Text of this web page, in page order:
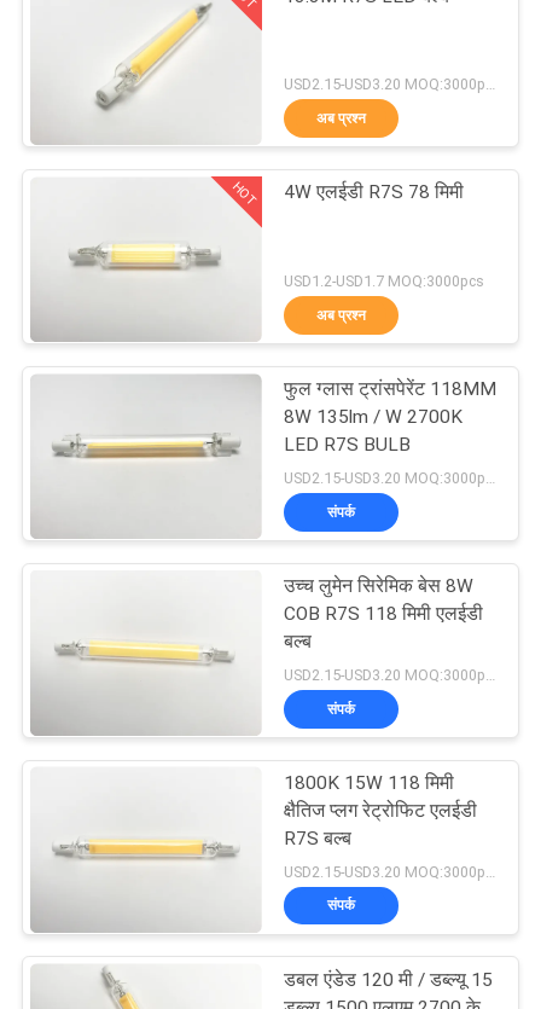
करे
POLICY
एलईडी R7S बल्ब
47
COB ने पट्टी का नेतृत्व
किया
23
नियॉन एलईडी स्ट्रिप
23
स्मार्ट एलईडी पट्टी
17
USD2.15-USD3.20 MOQ:3000pcs
अब प्रश्न
HOT 4W एलईडी R7S 78 मिमी
USD1.2-USD1.7 MOQ:3000pcs
अब प्रश्न
फुल ग्लास ट्रांसपेरेंट 118MM
8W 135lm / W 2700K
LED R7S BULB
संपर्क
उच्च लुमेन सिरेमिक बेस 8W
COB R7S 118 मिमी एलईडी
बल्ब
संपर्क
1800K 15W 118 मिमी
क्षैतिज प्लग रेट्रोफिट एलईडी
R7S बल्ब
संपर्क
डबल एंडेड 120 मी / डब्ल्यू 15